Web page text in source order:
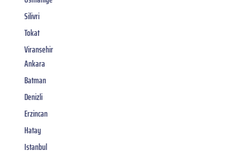
Silivri
Tokat
Viransehir
Ankara
Batman
Denizli
Erzincan
Hatay
Istanbul